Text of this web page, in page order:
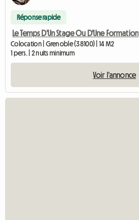
Réponse rapide
Le Temps D'Un Stage Ou D'Une Formation
Colocation | Grenoble (38100) | 14 M2
1 pers. | 2 nuits minimum
Voir l'annonce